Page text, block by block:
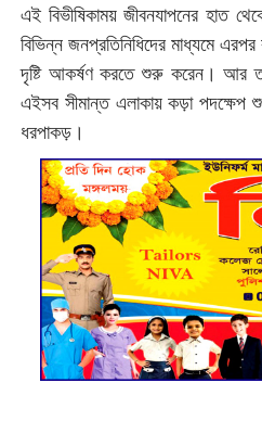
এই বিভীষিকাময় জীবনযাপনের হাত
বিভিন্ন জনপ্রতিনিধিদের মাধ্যমে এরপর
দৃষ্টি আকর্ষণ করতে শুরু করেন। আর
এইসব সীমান্ত এলাকায় কড়া পদক্ষেপ
ধরপাকড়।